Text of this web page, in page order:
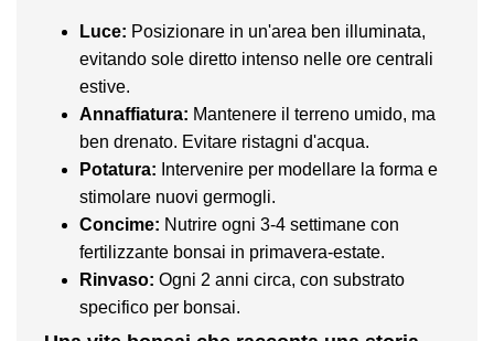
Luce: Posizionare in un'area ben illuminata,
evitando sole diretto intenso nelle ore centrali
estive.
Annaffiatura: Mantenere il terreno umido, ma
ben drenato. Evitare ristagni d'acqua.
Potatura: Intervenire per modellare la forma e
stimolare nuovi germogli.
Concime: Nutrire ogni 3-4 settimane con
fertilizzante bonsai in primavera-estate.
Rinvaso: Ogni 2 anni circa, con substrato
specifico per bonsai.